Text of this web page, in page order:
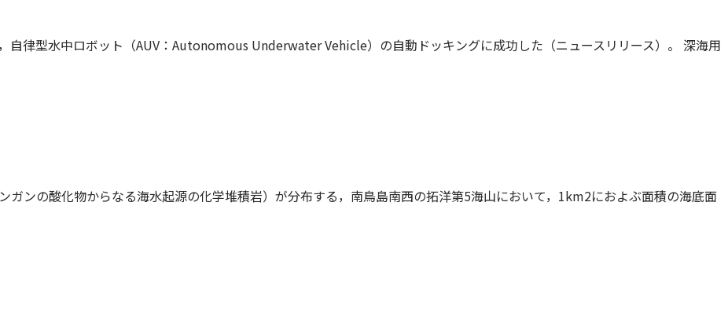
自律型水中ロボット（AUV：Autonomous Underwater Vehicle）の自動ドッキングに成功した（ニュースリリース）。 深海用
ガンの酸化物からなる海水起源の化学堆積岩）が分布する，南鳥島南西の拓洋第5海山において，1km2におよぶ面積の海底面